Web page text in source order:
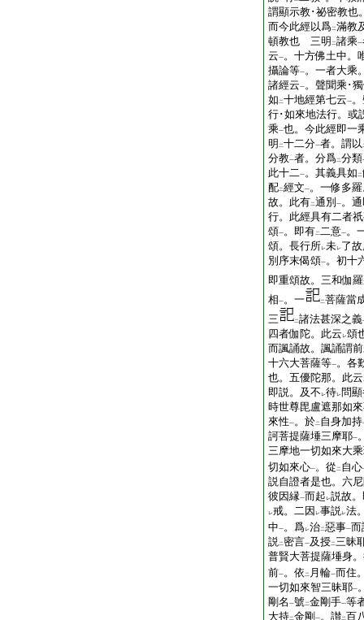
謂顯示教･祕密教也
而今此經以爲二滿教
頓教也 三明 二諸乘一
云一。十方佛土中。
攝論等一。一者大乘
諸經云一。聲聞乘･
如 二十地經第七云一
行･如來地法行。或
乘一也。今此經即
明 二十二分一者。謂以
分教一者。分爲二分類
此十二一。其義具如 二
配二經文一。一修多
故。此有二通別 一。
行。此經具有二者
頌一。即有二二意一。
頌。長行所レ未レ了
別序末偈頌一。初十
即重頌故。三和伽
相一。一 二菩薩當
三
二諸法甚深之義
四者伽陀。此云 レ頌
而諷誦故。諷誦謂
十六大菩薩等一。各
也。五優陀那。此云
即説。及不 レ待レ問顯
時世尊毘盧遮那如
來性一。於二 自身加持
訶菩提薩埵三摩耶一
三摩地一切如來大
切如來心一。從 二 自心
説自證者是也。六
彼因縁一而起 レ説故
レ戒。二因 レ事説レ法
中一。爲レ治二惡事一而
説二密言一及授二三昧
普賢大菩提薩埵身
前一。依 二 月輪一而住
一切如來智三昧耶一
剛名 一號二金剛手一等
大持二金剛 一。讃二百